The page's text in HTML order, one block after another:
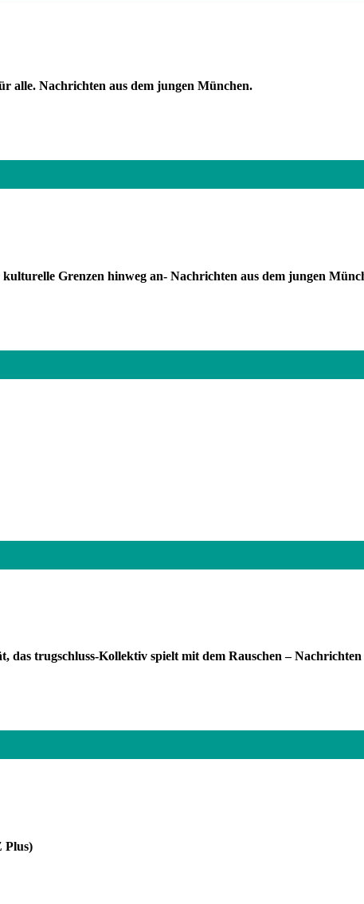
alle. Nachrichten aus dem jungen München.
Grenzen hinweg an- Nachrichten aus dem jungen
das trugschluss-Kollektiv spielt mit dem Rauschen –
Plus)